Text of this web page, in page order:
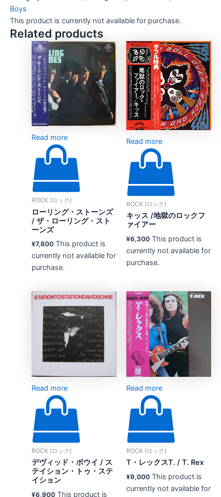
Boys
This product is currently not available for purchase.
Related products
Read more
ROCK (ロック)
ローリング・ストーンズ
/ ザ・ローリング・スト
ーンズ
¥7,800 This product is
currently not available for
purchase.
Read more
ROCK (ロック)
キッス /地獄のロックフ
ァイアー
¥6,300 This product is
currently not available for
purchase.
Read more
ROCK (ロック)
デヴィッド・ボウイ / ス
テイション・トゥ・ステ
イション
¥6,900 This product is
Read more
ROCK (ロック)
T・レックスT. / T. Rex
¥9,000 This product is
currently not available for